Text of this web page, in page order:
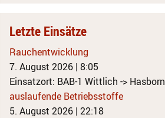
Letzte Einsätze
Rauchentwicklung
7. August 2026 | 8:05
Einsatzort: BAB-1 Wittlich -> Hasborn
auslaufende Betriebsstoffe
5. August 2026 | 22:18